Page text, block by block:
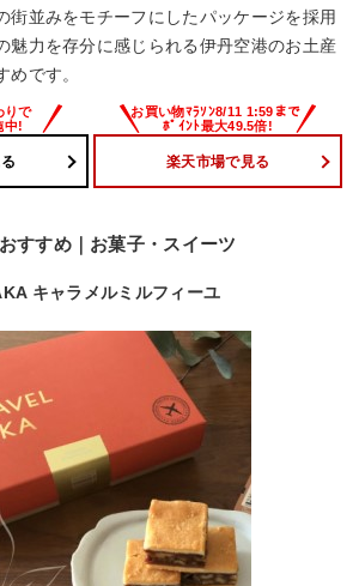
街並みをモチーフにしたパッケージを採用
魅力を存分に感じられる伊丹空港のお土産
めです。
楽天市場で見る
すすめ｜お菓子・スイーツ
キャラメルミルフィーユ